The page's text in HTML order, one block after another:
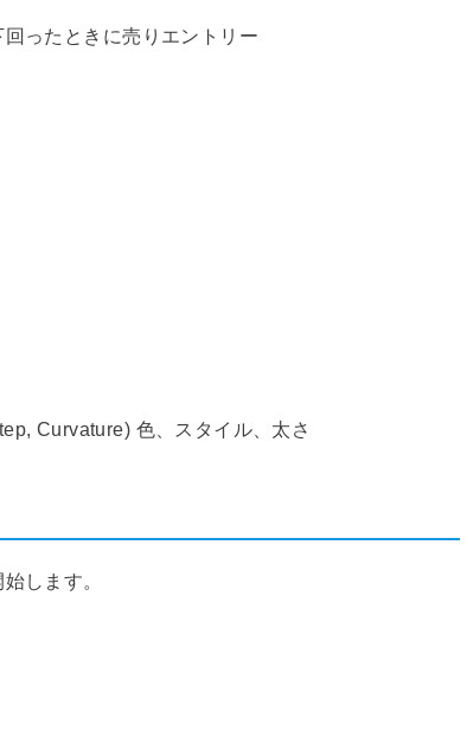
ったときに売りエントリー
Curvature) 色、スタイル、太さ
します。